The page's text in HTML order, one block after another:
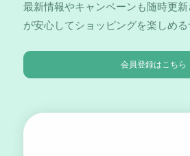
最新情報やキャンペーンも随時更
が安心してショッピングを楽しめる
会員登録はこちら